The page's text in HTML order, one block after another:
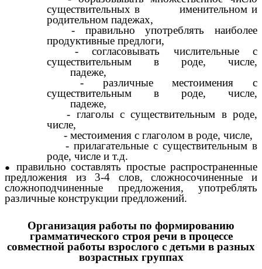
существительных в именительном и
родительном падежах,
- правильно употреблять наиболее
продуктивные предлоги,
- согласовывать числительные с
существительным в роде, числе,
падеже,
- различные местоимения с
существительным в роде, числе,
падеже,
- глаголы с существительным в роде,
числе,
- местоимения с глаголом в роде, числе,
- прилагательные с существительным в
роде, числе и т.д.
правильно составлять простые распространенные
предложения из 3-4 слов, сложносочиненные и
сложноподчиненные предложения, употреблять
различные конструкции предложений.
Организация работы по формированию
грамматического строя речи в процессе
совместной работы взрослого с детьми в разных
возрастных группах